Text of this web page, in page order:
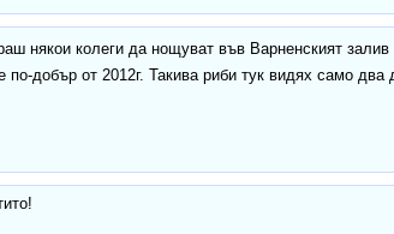
някои колеги да нощуват във Варненският
по-добър от 2012г. Такива риби тук видях само два